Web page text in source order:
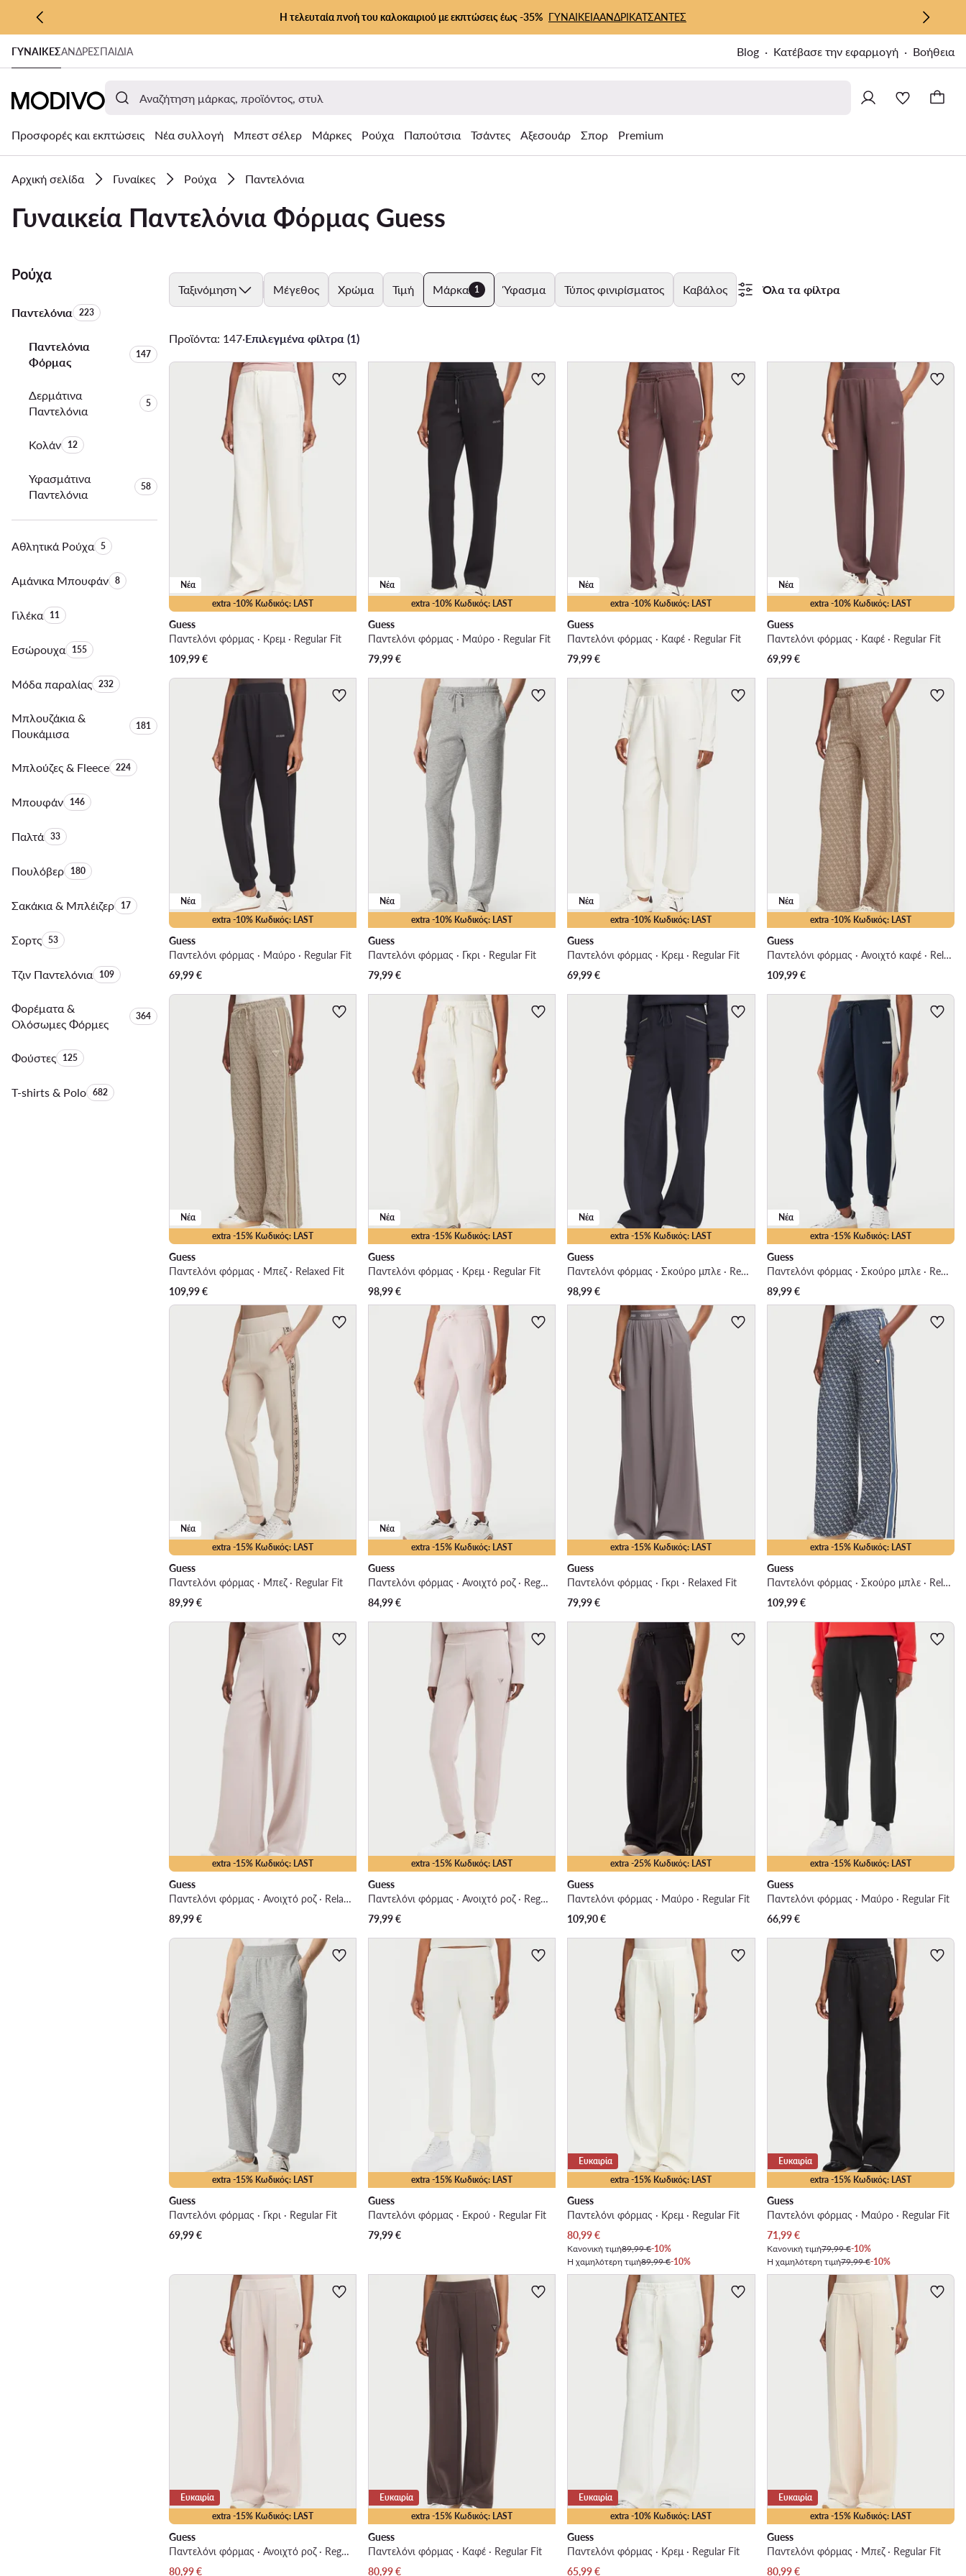
ΜΕΤΆΒΑΣΗ ΣΤΟ ΚΎΡΙΟ ΠΕΡΙΕΧΌΜΕΝΟ
ΜΕΤΆΒΑΣΗ ΣΤΗΝ ΑΝΑΖΉΤΗΣΗ
Η τελευταία πνοή του καλοκαιριού με εκπτώσεις έως -35% ΓΥΝΑΙΚΕΙΑΑΝΔΡΙΚΑΤΣΑΝΤΕΣ
ΓΥΝΑΊΚΕΣΑΝΔΡΕΣΠΑΙΔΙΑ Blog Κατέβασε την εφαρμογή Βοήθεια
Προσφορές και εκπτώσεις Νέα συλλογή Μπεστ σέλερ Μάρκες Ρούχα Παπούτσια Τσάντες Αξεσουάρ Σπορ Premium
Αρχική σελίδα Γυναίκες Ρούχα Παντελόνια
Γυναικεία Παντελόνια Φόρμας Guess
Ρούχα
ΠαντελόνιαΑριθμός προϊόντων:
223
Παντελόνια
Φόρμας
Αριθμός προϊόντων:
147
Δερμάτινα
Παντελόνια
Αριθμός προϊόντων:
5
ΚολάνΑριθμός προϊόντων:
12
Υφασμάτινα
Παντελόνια
Αριθμός προϊόντων:
58
Αθλητικά ΡούχαΑριθμός προϊόντων:
5
Αμάνικα ΜπουφάνΑριθμός προϊόντων:
8
ΓιλέκαΑριθμός προϊόντων:
11
ΕσώρουχαΑριθμός προϊόντων:
155
Μόδα παραλίαςΑριθμός προϊόντων:
232
Μπλουζάκια &
Πουκάμισα
Αριθμός προϊόντων:
181
Μπλούζες & FleeceΑριθμός προϊόντων:
224
ΜπουφάνΑριθμός προϊόντων:
146
ΠαλτάΑριθμός προϊόντων:
33
ΠουλόβερΑριθμός προϊόντων:
180
Σακάκια & ΜπλέιζερΑριθμός προϊόντων:
17
ΣορτςΑριθμός προϊόντων:
53
Τζιν ΠαντελόνιαΑριθμός προϊόντων:
109
Φορέματα &
Ολόσωμες Φόρμες
Αριθμός προϊόντων:
364
ΦούστεςΑριθμός προϊόντων:
125
T-shirts & PoloΑριθμός προϊόντων:
682
Ταξινόμηση Μέγεθος Χρώμα Τιμή Μάρκα 1 Ύφασμα Τύπος φινιρίσματος Καβάλος Όλα τα φίλτρα
Προϊόντα: 147·Επιλεγμένα φίλτρα (1)
extra -10% Κωδικός: LAST
Νέα
Guess
Παντελόνι φόρμας · Κρεμ · Regular Fit
109,99€
extra -10% Κωδικός: LAST
Νέα
Guess
Παντελόνι φόρμας · Μαύρο · Regular Fit
79,99€
extra -10% Κωδικός: LAST
Νέα
Guess
Παντελόνι φόρμας · Καφέ · Regular Fit
79,99€
extra -10% Κωδικός: LAST
Νέα
Guess
Παντελόνι φόρμας · Καφέ · Regular Fit
69,99€
extra -10% Κωδικός: LAST
Νέα
Guess
Παντελόνι φόρμας · Μαύρο · Regular Fit
69,99€
extra -10% Κωδικός: LAST
Νέα
Guess
Παντελόνι φόρμας · Γκρι · Regular Fit
79,99€
extra -10% Κωδικός: LAST
Νέα
Guess
Παντελόνι φόρμας · Κρεμ · Regular Fit
69,99€
extra -10% Κωδικός: LAST
Νέα
Guess
Παντελόνι φόρμας · Ανοιχτό καφέ · Relaxed Fit
109,99€
extra -15% Κωδικός: LAST
Νέα
Guess
Παντελόνι φόρμας · Μπεζ · Relaxed Fit
109,99€
extra -15% Κωδικός: LAST
Νέα
Guess
Παντελόνι φόρμας · Κρεμ · Regular Fit
98,99€
extra -15% Κωδικός: LAST
Νέα
Guess
Παντελόνι φόρμας · Σκούρο μπλε · Regular Fit
98,99€
extra -15% Κωδικός: LAST
Νέα
Guess
Παντελόνι φόρμας · Σκούρο μπλε · Regular Fit
89,99€
extra -15% Κωδικός: LAST
Νέα
Guess
Παντελόνι φόρμας · Μπεζ · Regular Fit
89,99€
extra -15% Κωδικός: LAST
Νέα
Guess
Παντελόνι φόρμας · Ανοιχτό ροζ · Regular Fit
84,99€
extra -15% Κωδικός: LAST
Guess
Παντελόνι φόρμας · Γκρι · Relaxed Fit
79,99€
extra -15% Κωδικός: LAST
Guess
Παντελόνι φόρμας · Σκούρο μπλε · Relaxed Fit
109,99€
extra -15% Κωδικός: LAST
Guess
Παντελόνι φόρμας · Ανοιχτό ροζ · Relaxed Fit
89,99€
extra -15% Κωδικός: LAST
Guess
Παντελόνι φόρμας · Ανοιχτό ροζ · Regular Fit
79,99€
extra -25% Κωδικός: LAST
Guess
Παντελόνι φόρμας · Μαύρο · Regular Fit
109,90€
extra -15% Κωδικός: LAST
Guess
Παντελόνι φόρμας · Μαύρο · Regular Fit
66,99€
extra -15% Κωδικός: LAST
Guess
Παντελόνι φόρμας · Γκρι · Regular Fit
69,99€
extra -15% Κωδικός: LAST
Guess
Παντελόνι φόρμας · Εκρού · Regular Fit
79,99€
extra -15% Κωδικός: LAST
Ευκαιρία
Guess
Παντελόνι φόρμας · Κρεμ · Regular Fit
Τρέχουσα τιμή
80,99€
Κανονική τιμή89,99 €-10%
Η χαμηλότερη τιμή89,99 €-10%
extra -15% Κωδικός: LAST
Ευκαιρία
Guess
Παντελόνι φόρμας · Μαύρο · Regular Fit
Τρέχουσα τιμή
71,99€
Κανονική τιμή79,99 €-10%
Η χαμηλότερη τιμή79,99 €-10%
extra -15% Κωδικός: LAST
Ευκαιρία
Guess
Παντελόνι φόρμας · Ανοιχτό ροζ · Regular Fit
Τρέχουσα τιμή
80,99€
extra -15% Κωδικός: LAST
Ευκαιρία
Guess
Παντελόνι φόρμας · Καφέ · Regular Fit
Τρέχουσα τιμή
80,99€
extra -10% Κωδικός: LAST
Ευκαιρία
Guess
Παντελόνι φόρμας · Κρεμ · Regular Fit
Τρέχουσα τιμή
65,99€
extra -15% Κωδικός: LAST
Ευκαιρία
Guess
Παντελόνι φόρμας · Μπεζ · Regular Fit
Τρέχουσα τιμή
80,99€